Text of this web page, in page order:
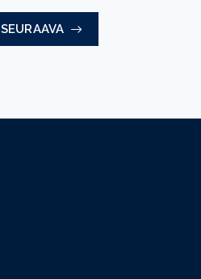
SEURAAVA